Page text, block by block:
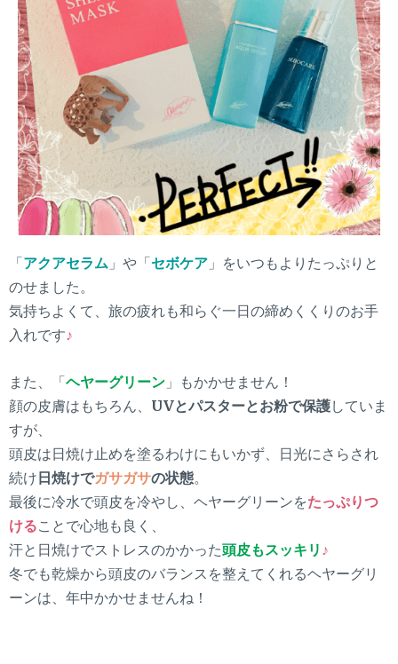
「アクアセラム 」や「セボケア 」をいつもよりたっぷりと
のせました。
気持ちよくて、旅の疲れも和らぐ一日の締めくくりのお手
入れです♪
また、「ヘヤーグリーン 」もかかせません！
顔の皮膚はもちろん、 UVとパスターとお粉で保護していま
すが、
頭皮は日焼け止めを塗るわけにもいかず、日光にさらされ
続け日焼けでガサガサの状態。
最後に冷水で頭皮を冷やし、ヘヤーグリーンをたっぷりつ
けることで心地も良く、
汗と日焼けでストレスのかかった頭皮もスッキリ ♪
冬でも乾燥から頭皮のバランスを整えてくれるヘヤーグリ
ーンは、年中かかせませんね！